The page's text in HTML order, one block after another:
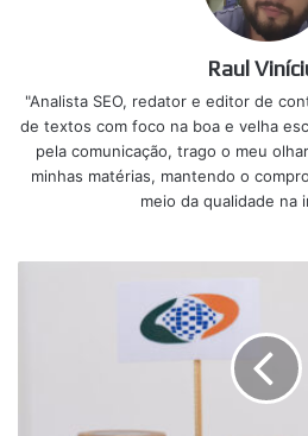
Raul
"Analista SEO, redator e editor de
de textos com foco na boa e velha
pela comunicação, trago o meu
minhas matérias, mantendo o
meio da qualidade na